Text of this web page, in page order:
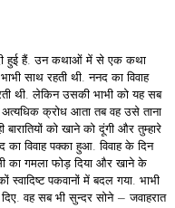
हुई हैं. उन कथाओं में से एक कथा
साथ रहती थी. ननद का विवाह
थी. लेकिन उसकी भाभी को यह सब
क्रोध आता तब वह उसे ताना
बारातियों को खाने को दूंगी और तुम्हारे
विवाह पक्का हुआ. विवाह के दिन
का गमला फोड़ दिया और खाने के
पकवानों में बदल गया. भाभी
वह सब भी सुन्दर सोने – जवाहरात